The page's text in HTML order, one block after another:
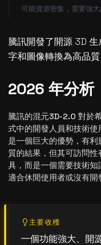
可能資源密集，需要強
騰訊開發了開源 3D
字和圖像轉換為高品質
2026 年分析
騰訊的混元3D-2.0 對於
式中的開發人員和技術
是一個巨大的優勢，有
質的結果，但其可訪問
具，而是一個需要技術
適合休閒使用者或沒有開
主要收穫
一個功能強大、開